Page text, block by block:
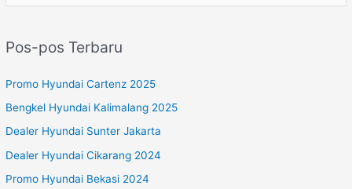
i
u
k
:
Pos-pos Terbaru
Promo Hyundai Cartenz 2025
Bengkel Hyundai Kalimalang 2025
Dealer Hyundai Sunter Jakarta
Dealer Hyundai Cikarang 2024
Promo Hyundai Bekasi 2024